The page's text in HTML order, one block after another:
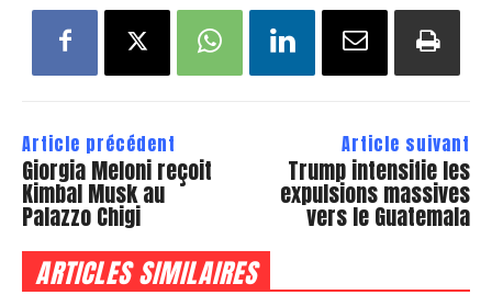
Article précédent
Giorgia Meloni reçoit
Kimbal Musk au
Palazzo Chigi
Article suivant
Trump intensifie les
expulsions massives
vers le Guatemala
ARTICLES SIMILAIRES